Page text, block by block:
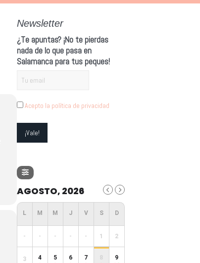
Newsletter
¿Te apuntas? ¡No te pierdas
nada de lo que pasa en
Salamanca para tus peques!
Acepto la política de privacidad
AGOSTO, 2026
- - - - - 1 2
3 4 5 6 7 8 9